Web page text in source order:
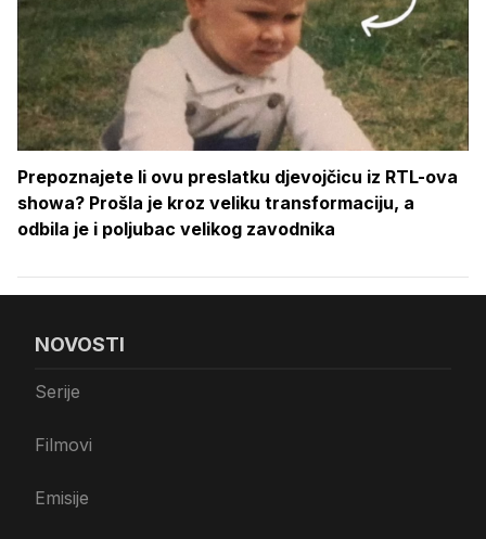
Prepoznajete li ovu preslatku djevojčicu iz RTL-ova
showa? Prošla je kroz veliku transformaciju, a
odbila je i poljubac velikog zavodnika
NOVOSTI
Serije
Filmovi
Emisije